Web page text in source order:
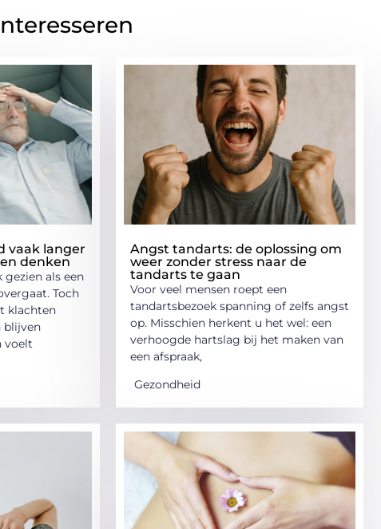
vaak langer
denken
als een
Toch
klachten
blijven
voelt
Angst tandarts: de oplossing om
weer zonder stress naar de
tandarts te gaan
Voor veel mensen roept een
tandartsbezoek spanning of zelfs angst
op. Misschien herkent u het wel: een
verhoogde hartslag bij het maken van
een afspraak,
Gezondheid